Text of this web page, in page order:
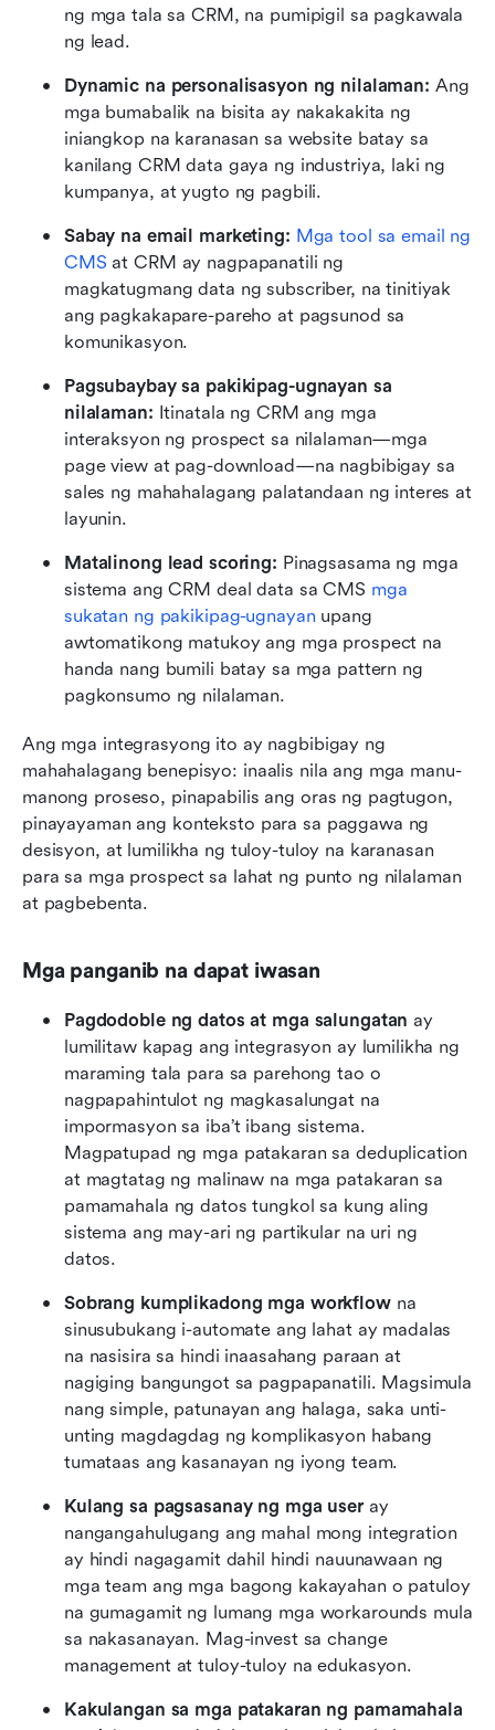
ng mga tala sa CRM, na pumipigil sa pagkawala
ng lead.
Dynamic na personalisasyon ng nilalaman: Ang
mga bumabalik na bisita ay nakakakita ng
iniangkop na karanasan sa website batay sa
kanilang CRM data gaya ng industriya, laki ng
kumpanya, at yugto ng pagbili.
Sabay na email marketing: Mga tool sa email ng
CMS at CRM ay nagpapanatili ng
magkatugmang data ng subscriber, na tinitiyak
ang pagkakapare-pareho at pagsunod sa
komunikasyon.
Pagsubaybay sa pakikipag-ugnayan sa
nilalaman: Itinatala ng CRM ang mga
interaksyon ng prospect sa nilalaman—mga
page view at pag-download—na nagbibigay sa
sales ng mahahalagang palatandaan ng interes at
layunin.
Matalinong lead scoring: Pinagsasama ng mga
sistema ang CRM deal data sa CMS mga
sukatan ng pakikipag-ugnayan upang
awtomatikong matukoy ang mga prospect na
handa nang bumili batay sa mga pattern ng
pagkonsumo ng nilalaman.
Ang mga integrasyong ito ay nagbibigay ng
mahahalagang benepisyo: inaalis nila ang mga manu-
manong proseso, pinapabilis ang oras ng pagtugon,
pinayayaman ang konteksto para sa paggawa ng
desisyon, at lumilikha ng tuloy-tuloy na karanasan
para sa mga prospect sa lahat ng punto ng nilalaman
at pagbebenta.
Mga panganib na dapat iwasan
Pagdodoble ng datos at mga salungatan ay
lumilitaw kapag ang integrasyon ay lumilikha ng
maraming tala para sa parehong tao o
nagpapahintulot ng magkasalungat na
impormasyon sa iba’t ibang sistema.
Magpatupad ng mga patakaran sa deduplication
at magtatag ng malinaw na mga patakaran sa
pamamahala ng datos tungkol sa kung aling
sistema ang may-ari ng partikular na uri ng
datos.
Sobrang kumplikadong mga workflow na
sinusubukang i-automate ang lahat ay madalas
na nasisira sa hindi inaasahang paraan at
nagiging bangungot sa pagpapanatili. Magsimula
nang simple, patunayan ang halaga, saka unti-
unting magdagdag ng komplikasyon habang
tumataas ang kasanayan ng iyong team.
Kulang sa pagsasanay ng mga user ay
nangangahulugang ang mahal mong integration
ay hindi nagagamit dahil hindi nauunawaan ng
mga team ang mga bagong kakayahan o patuloy
na gumagamit ng lumang mga workarounds mula
sa nakasanayan. Mag-invest sa change
management at tuloy-tuloy na edukasyon.
Kakulangan sa mga patakaran ng pamamahala